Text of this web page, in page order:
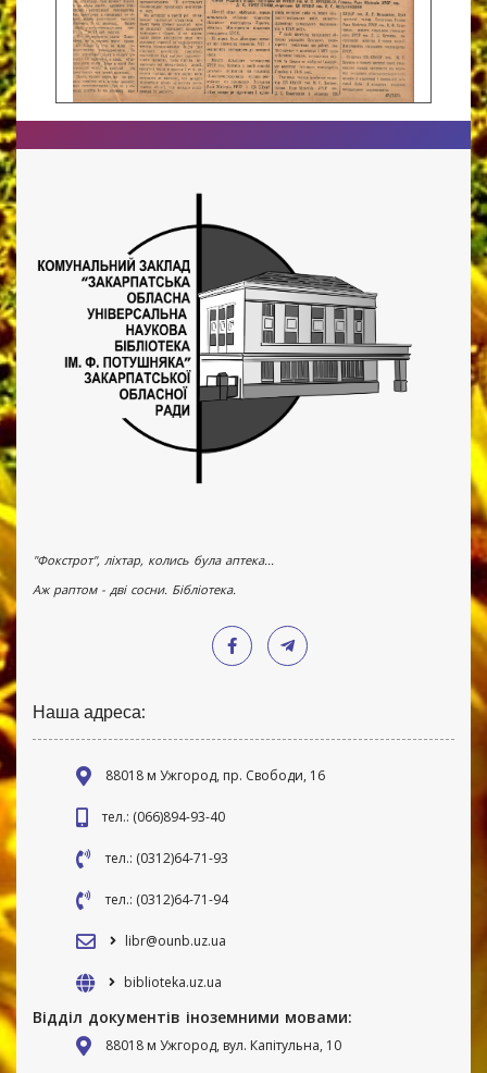
"Фокстрот", ліхтар, колись була аптека...
Аж раптом - дві сосни. Бібліотека.
Наша адреса:
88018 м Ужгород, пр. Свободи, 16
тел.: (066)894-93-40
тел.: (0312)64-71-93
тел.: (0312)64-71-94
libr@ounb.uz.ua
biblioteka.uz.ua
Відділ документів іноземними мовами:
88018 м Ужгород, вул. Капітульна, 10